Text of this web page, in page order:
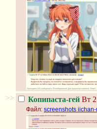
>> Копипаста-гей Вт
Файл: screenshots